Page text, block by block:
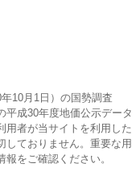
10月1日）の国勢調査
平成30年度地価公示データ
用者が当サイトを利用した
しておりません。重要な用
をご確認ください。